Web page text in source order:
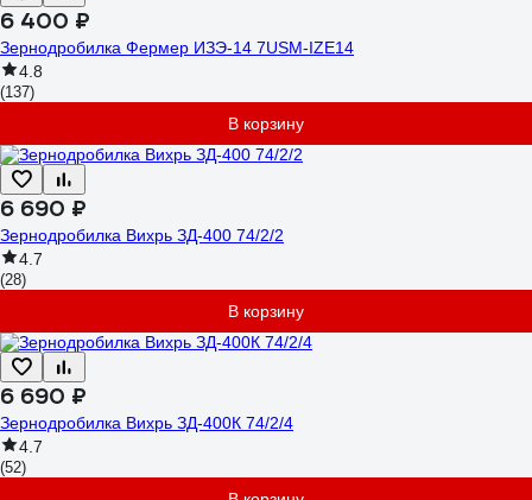
6 400 ₽
Зернодробилка Фермер ИЗЭ-14 7USM-IZE14
4.8
(137)
В корзину
6 690 ₽
Зернодробилка Вихрь ЗД-400 74/2/2
4.7
(28)
В корзину
6 690 ₽
Зернодробилка Вихрь ЗД-400К 74/2/4
4.7
(52)